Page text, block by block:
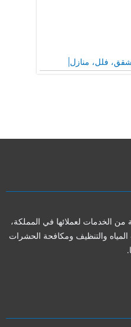
فلل، منازل|
الخدمات لعملائها في المملكة،
والتنظيف ومكافحة الحشرات